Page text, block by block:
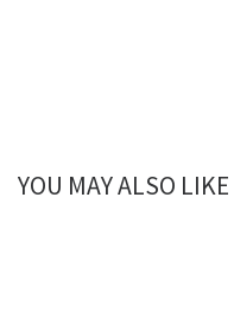
YOU MAY ALSO LIKE